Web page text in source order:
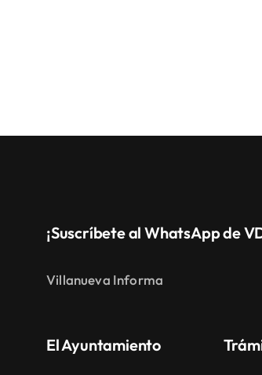
¡Suscríbete al WhatsApp de
Villanueva Informa
El Ayuntamiento